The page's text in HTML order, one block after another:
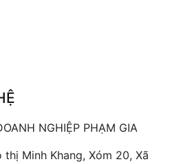
NGHIỆP PHẠM GIA
Minh Khang, Xóm 20, Xã